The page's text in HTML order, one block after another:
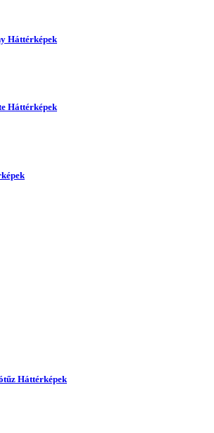
Háttérképek
Háttérképek
Háttérképek